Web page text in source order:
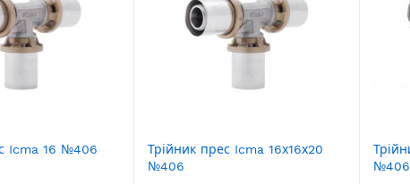
Icma 16 №406
Трійник прес Icma 16х16х20
№406
№406